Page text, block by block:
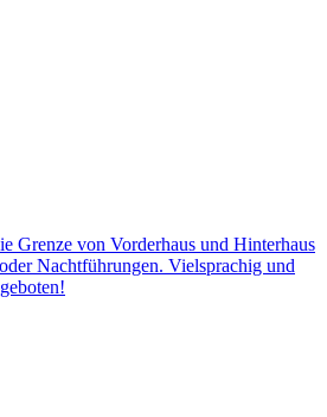
Grenze von Vorderhaus und Hinterhaus
Nachtführungen. Vielsprachig und